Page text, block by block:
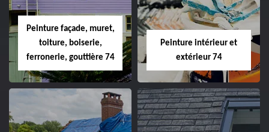
Peinture façade, muret,
toiture, boiserie,
ferronerie, gouttière 74
Peinture intérieur et
extérieur 74